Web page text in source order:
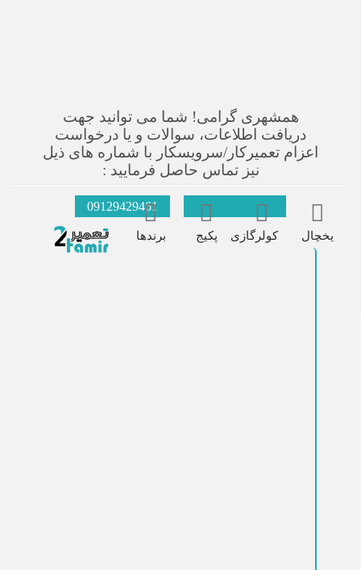
یخچال کولرگازی پکیج برندها
همشهری گرامی! شما می توانید جهت
دریافت اطلاعات، سوالات و یا درخواست
اعزام تعمیرکار/سرویسکار با شماره های ذیل
نیز تماس حاصل فرمایید :
021-66609627
09129429461